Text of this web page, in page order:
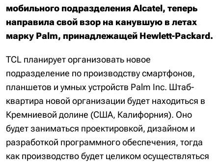
мобильного подразделения Alcatel, теперь
направила свой взор на канувшую в летах
марку Palm, принадлежащей Hewlett-Packard.
TCL планирует организовать новое
подразделение по производству смартфонов,
планшетов и умных устройств Palm Inc. Штаб-
квартира новой организации будет находиться в
Кремниевой долине (США, Калифорния). Оно
будет заниматься проектировкой, дизайном и
разработкой программного обеспечения, тогда
как производство будет целиком осуществляться